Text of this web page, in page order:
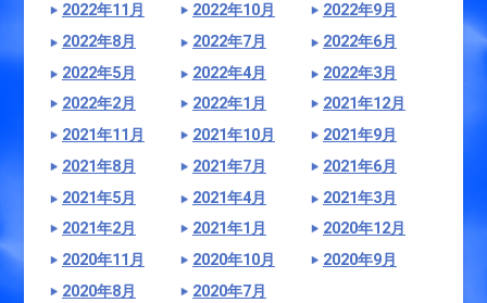
2022年11月
2022年10月
2022年9月
2022年8月
2022年7月
2022年6月
2022年5月
2022年4月
2022年3月
2022年2月
2022年1月
2021年12月
2021年11月
2021年10月
2021年9月
2021年8月
2021年7月
2021年6月
2021年5月
2021年4月
2021年3月
2021年2月
2021年1月
2020年12月
2020年11月
2020年10月
2020年9月
2020年8月
2020年7月